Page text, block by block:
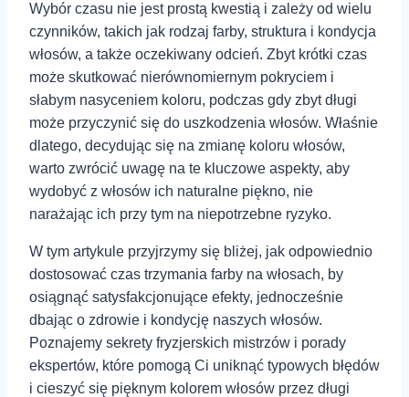
Wybór‍ czasu nie jest prostą⁣ kwestią i zależy od wielu
czynników, takich jak rodzaj‍ farby, struktura i kondycja
włosów, a także oczekiwany odcień. Zbyt krótki czas
może skutkować nierównomiernym pokryciem i
słabym nasyceniem koloru, ⁣podczas⁤ gdy zbyt ‍długi
może przyczynić się do uszkodzenia włosów. Właśnie
dlatego, decydując się⁤ na zmianę koloru‍ włosów,
warto zwrócić uwagę na te kluczowe aspekty, aby
wydobyć z włosów ich naturalne piękno,⁤ nie
narażając ich przy tym na niepotrzebne ryzyko.
W tym⁣ artykule przyjrzymy się bliżej, jak odpowiednio⁣
dostosować czas trzymania farby na włosach, ‍by
osiągnąć satysfakcjonujące efekty, jednocześnie
dbając o zdrowie i kondycję ‍naszych włosów.
Poznajemy sekrety fryzjerskich mistrzów ‍i porady
ekspertów, które pomogą Ci uniknąć typowych błędów
i cieszyć się pięknym ⁢kolorem włosów przez długi